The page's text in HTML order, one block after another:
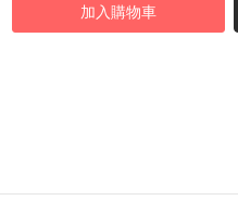
加入購物車